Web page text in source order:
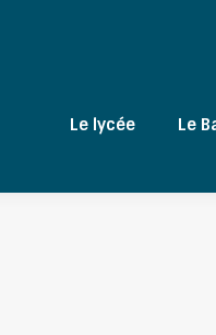
Le lycée Le